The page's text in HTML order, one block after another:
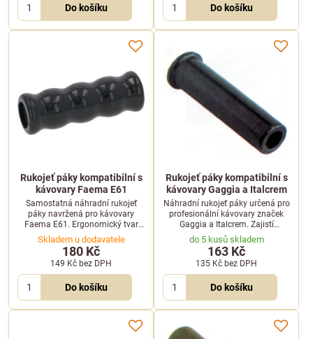
Do košíku Do košíku
Rukojeť páky kompatibilní s
kávovary Faema E61
Samostatná náhradní rukojeť
páky navržená pro kávovary
Faema E61. Ergonomický tvar
zajišťuje pohodlný úchop a
snadnou manipulaci při přípravě
espressa.
Skladem u dodavatele
180 Kč
149 Kč bez DPH
Do košíku
Rukojeť páky kompatibilní s
kávovary Gaggia a Italcrem
Náhradní rukojeť páky určená pro
profesionální kávovary značek
Gaggia a Italcrem. Zajistí
pohodlný úchop a spolehlivou
manipulaci při každodenní
přípravě espressa.
do 5 kusů skladem
163 Kč
135 Kč bez DPH
Do košíku